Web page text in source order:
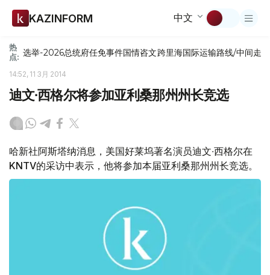
KAZINFORM 中文
热
点: 选举-2026总统府任免事件国情咨文跨里海国际运输路线/中间走廊
14:52, 11 3月 2014
迪文∙西格尔将参加亚利桑那州州长竞选
哈新社阿斯塔纳消息，美国好莱坞著名演员迪文∙西格尔在
KNTV的采访中表示，他将参加本届亚利桑那州州长竞选。